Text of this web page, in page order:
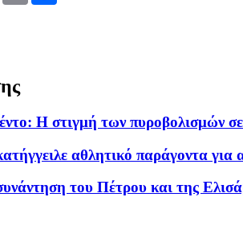
Η στιγμή των πυροβολισμών
αθλητικό παράγοντα για
του Πέτρου και της